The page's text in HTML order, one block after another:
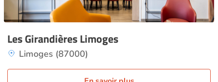
Les Girandières Limoges
Limoges (87000)